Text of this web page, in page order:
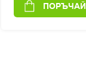
ПОРЪЧАЙ